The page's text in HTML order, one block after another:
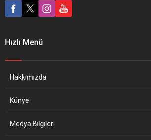
sığınmacılara çifte standart
uyguluyor. Birleşmiş
başladığı 24 Şubat’tan bu
ederek çoğunlukla komşu
Hızlı Menü
Hakkımızda
Künye
Medya Bilgileri